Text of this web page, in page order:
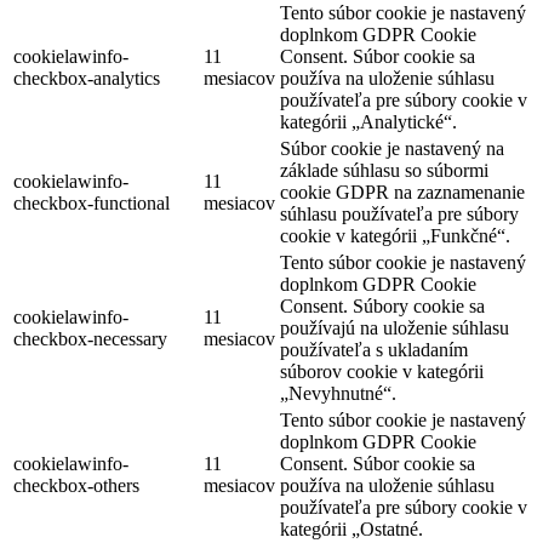
cookielawinfo-
checkbox-analytics
11
mesiacov
Tento súbor cookie je nastavený
doplnkom GDPR Cookie
Consent. Súbor cookie sa
používa na uloženie súhlasu
používateľa pre súbory cookie v
kategórii „Analytické“.
cookielawinfo-
checkbox-functional
11
mesiacov
Súbor cookie je nastavený na
základe súhlasu so súbormi
cookie GDPR na zaznamenanie
súhlasu používateľa pre súbory
cookie v kategórii „Funkčné“.
cookielawinfo-
checkbox-necessary
11
mesiacov
Tento súbor cookie je nastavený
doplnkom GDPR Cookie
Consent. Súbory cookie sa
používajú na uloženie súhlasu
používateľa s ukladaním
súborov cookie v kategórii
„Nevyhnutné“.
cookielawinfo-
checkbox-others
11
mesiacov
Tento súbor cookie je nastavený
doplnkom GDPR Cookie
Consent. Súbor cookie sa
používa na uloženie súhlasu
používateľa pre súbory cookie v
kategórii „Ostatné.